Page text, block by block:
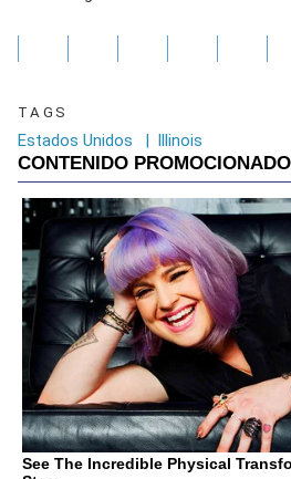
TAGS
Estados Unidos | Illinois